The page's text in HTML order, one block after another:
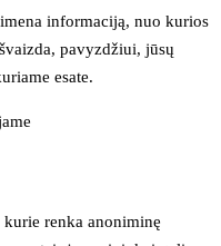
informaciją, nuo kurios
pavyzdžiui, jūsų
esate.
renka anoniminę